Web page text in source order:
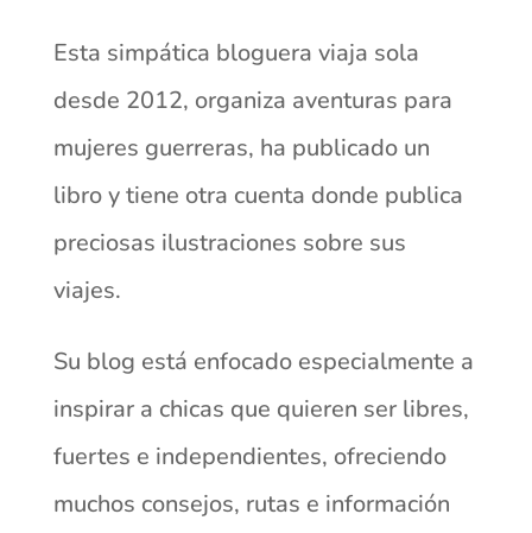
Esta simpática bloguera viaja sola
desde 2012, organiza aventuras para
mujeres guerreras, ha publicado un
libro y tiene otra cuenta donde publica
preciosas ilustraciones sobre sus
viajes.
Su blog está enfocado especialmente a
inspirar a chicas que quieren ser libres,
fuertes e independientes, ofreciendo
muchos consejos, rutas e información